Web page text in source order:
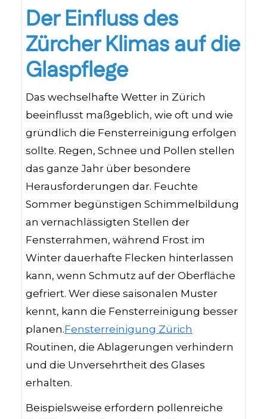
Der Einfluss des
Zürcher Klimas auf die
Glaspflege
Das wechselhafte Wetter in Zürich
beeinflusst maßgeblich, wie oft und wie
gründlich die Fensterreinigung erfolgen
sollte. Regen, Schnee und Pollen stellen
das ganze Jahr über besondere
Herausforderungen dar. Feuchte
Sommer begünstigen Schimmelbildung
an vernachlässigten Stellen der
Fensterrahmen, während Frost im
Winter dauerhafte Flecken hinterlassen
kann, wenn Schmutz auf der Oberfläche
gefriert. Wer diese saisonalen Muster
kennt, kann die Fensterreinigung besser
planen.Fensterreinigung Zürich
Routinen, die Ablagerungen verhindern
und die Unversehrtheit des Glases
erhalten.
Beispielsweise erfordern pollenreiche